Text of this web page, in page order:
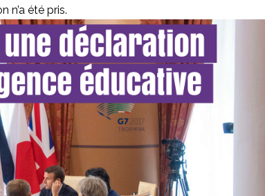
n’a été pris.